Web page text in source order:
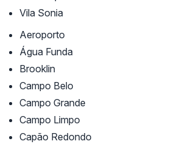
Vila Sonia
Aeroporto
Água Funda
Brooklin
Campo Belo
Campo Grande
Campo Limpo
Capão Redondo